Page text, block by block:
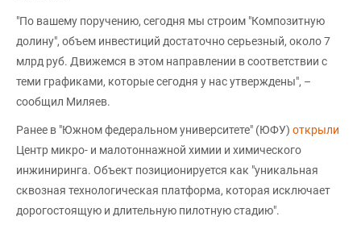
"По вашему поручению, сегодня мы строим "Композитную
долину", объем инвестиций достаточно серьезный, около 7
млрд руб. Движемся в этом направлении в соответствии с
теми графиками, которые сегодня у нас утверждены", –
сообщил Миляев.
Ранее в "Южном федеральном университете" (ЮФУ) открыли
Центр микро- и малотоннажной химии и химического
инжиниринга. Объект позиционируется как "уникальная
сквозная технологическая платформа, которая исключает
дорогостоящую и длительную пилотную стадию".